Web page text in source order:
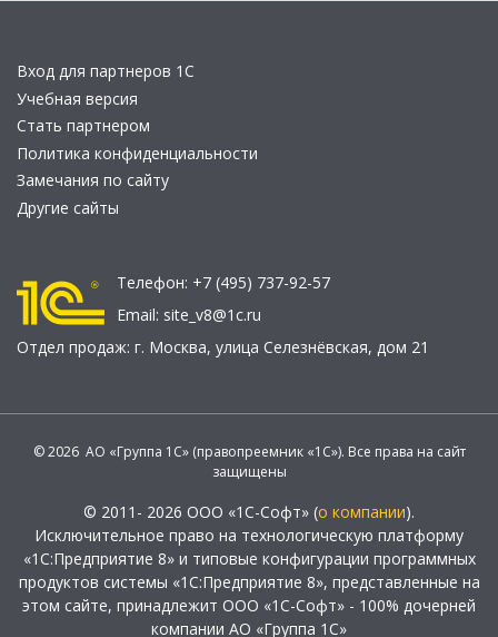
Вход для партнеров 1С
Учебная версия
Стать партнером
Политика конфиденциальности
Замечания по сайту
Другие сайты
Телефон: +7 (495) 737-92-57
Email: site_v8@1c.ru
Отдел продаж: г. Москва, улица Селезнёвская, дом 21
© 2026 АО «Группа 1С» (правопреемник «1С»). Все права на сайт
защищены
© 2011- 2026 ООО «1С-Софт» (о компании).
Исключительное право на технологическую платформу
«1С:Предприятие 8» и типовые конфигурации программных
продуктов системы «1С:Предприятие 8», представленные на
этом сайте, принадлежит ООО «1С-Софт» - 100% дочерней
компании АО «Группа 1С»